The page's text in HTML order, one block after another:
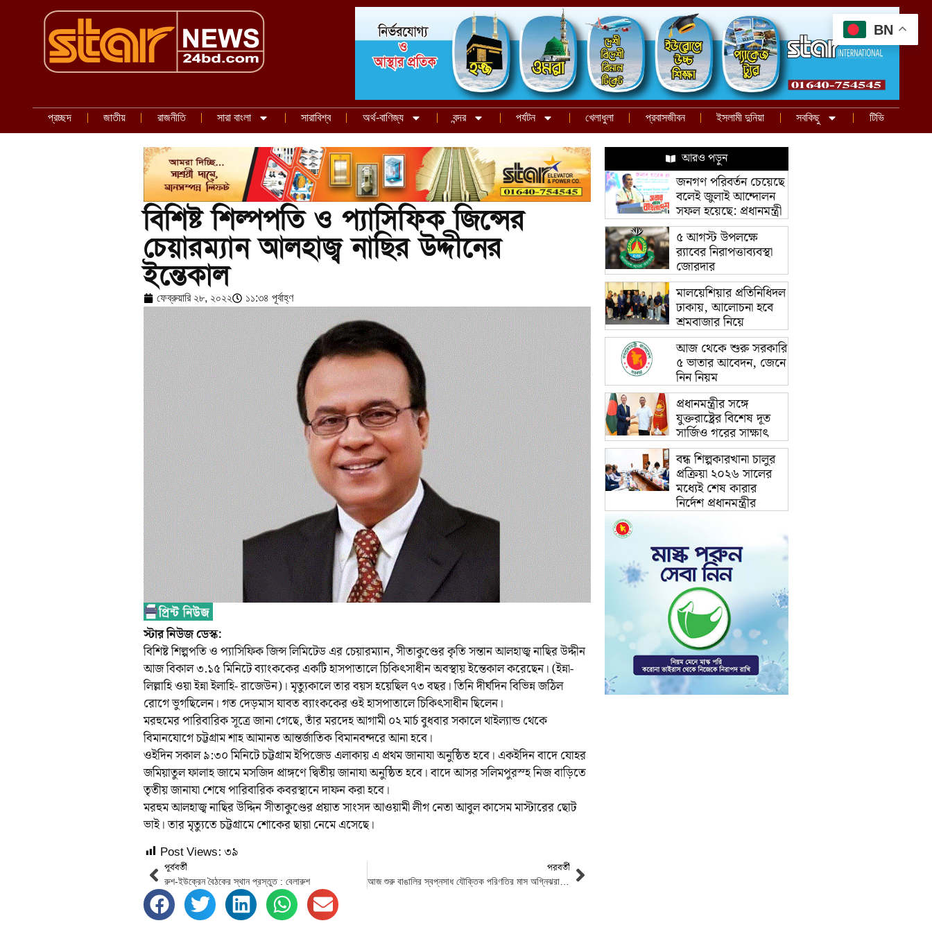
প্রচ্ছদ জাতীয় রাজনীতি সারা বাংলা সারাবিশ্ব অর্থ-বাণিজ্য বন্দর পর্যটন খেলাধুলা প্রবাসজীবন ইসলামী দুনিয়া সবকিছু টিভি
বিশিষ্ট শিল্পপতি ও প্যাসিফিক জিন্সের
চেয়ারম্যান আলহাজ্ব নাছির উদ্দীনের
ইন্তেকাল
ফেব্রুয়ারি ২৮, ২০২২ ১১:৩৪ পূর্বাহ্ণ
স্টার নিউজ ডেস্ক:
বিশিষ্ট শিল্পপতি ও প্যাসিফিক জিন্স লিমিটেড এর চেয়ারম্যান, সীতাকুণ্ডের কৃতি সন্তান আলহাজ্ব নাছির উদ্দীন
আজ বিকাল ৩.১৫ মিনিটে ব্যাংককের একটি হাসপাতালে চিকিৎসাধীন অবস্থায় ইন্তেকাল করেছেন। (ইন্না-
লিল্লাহি ওয়া ইন্না ইলাহি- রাজেউন)। মৃত্যুকালে তার বয়স হয়েছিল ৭৩ বছর। তিনি দীর্ঘদিন বিভিন্ন জঠিল
রোগে ভুগছিলেন। গত দেড়মাস যাবত ব্যাংককের ওই হাসপাতালে চিকিৎসাধীন ছিলেন।
মরহুমের পারিবারিক সূত্রে জানা গেছে, তাঁর মরদেহ আগামী ০২ মার্চ বুধবার সকালে থাইল্যান্ড থেকে
বিমানযোগে চট্টগ্রাম শাহ আমানত আন্তর্জাতিক বিমানবন্দরে আনা হবে।
ওইদিন সকাল ৯:৩০ মিনিটে চট্টগ্রাম ইপিজেড এলাকায় এ প্রথম জানাযা অনুষ্ঠিত হবে। একইদিন বাদে যোহর
জমিয়াতুল ফালাহ জামে মসজিদ প্রাঙ্গণে দ্বিতীয় জানাযা অনুষ্ঠিত হবে। বাদে আসর সলিমপুরস্হ নিজ বাড়িতে
তৃতীয় জানাযা শেষে পারিবারিক কবরস্থানে দাফন করা হবে।
মরহুম আলহাজ্ব নাছির উদ্দিন সীতাকুণ্ডের প্রয়াত সাংসদ আওয়ামী লীগ নেতা আবুল কাসেম মাস্টারের ছোট
ভাই। তার মৃত্যুতে চট্টগ্রামে শোকের ছায়া নেমে এসেছে।
Post Views:৩৯
পূর্ববর্তী
রুশ-ইউক্রেন বৈঠকের স্থান প্রস্তুত : বেলারুশ
পরবর্তী
আরও পড়ুন
জনগণ পরিবর্তন চেয়েছে
বলেই জুলাই আন্দোলন
সফল হয়েছে: প্রধানমন্ত্রী
৫ আগস্ট উপলক্ষে
র‌্যাবের নিরাপত্তাব্যবস্থা
জোরদার
মালয়েশিয়ার প্রতিনিধিদল
ঢাকায়, আলোচনা হবে
শ্রমবাজার নিয়ে
আজ থেকে শুরু সরকারি
৫ ভাতার আবেদন, জেনে
নিন নিয়ম
প্রধানমন্ত্রীর সঙ্গে
যুক্তরাষ্ট্রের বিশেষ দূত
সার্জিও গরের সাক্ষাৎ
বন্ধ শিল্পকারখানা চালুর
প্রক্রিয়া ২০২৬ সালের
মধ্যেই শেষ কারার
নির্দেশ প্রধানমন্ত্রীর
BN